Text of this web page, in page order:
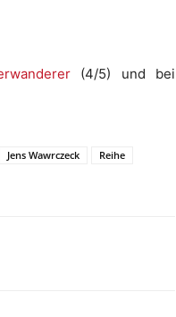
(4/5) und bei
Jens Wawrczeck
Reihe